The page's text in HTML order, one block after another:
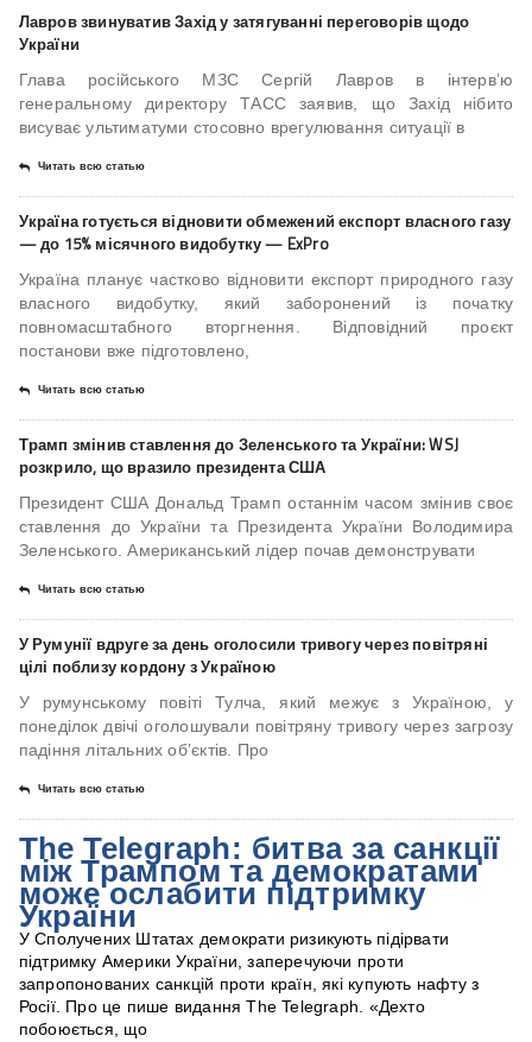
Лавров звинуватив Захід у затягуванні переговорів щодо
України
Глава російського МЗС Сергій Лавров в інтерв’ю
генеральному директору ТАСС заявив, що Захід нібито
висуває ультиматуми стосовно врегулювання ситуації в
Читать всю статью
Україна готується відновити обмежений експорт власного газу
— до 15% місячного видобутку — ExPro
Україна планує частково відновити експорт природного газу
власного видобутку, який заборонений із початку
повномасштабного вторгнення. Відповідний проєкт
постанови вже підготовлено,
Читать всю статью
Трамп змінив ставлення до Зеленського та України: WSJ
розкрило, що вразило президента США
Президент США Дональд Трамп останнім часом змінив своє
ставлення до України та Президента України Володимира
Зеленського. Американський лідер почав демонструвати
Читать всю статью
У Румунії вдруге за день оголосили тривогу через повітряні
цілі поблизу кордону з Україною
У румунському повіті Тулча, який межує з Україною, у
понеділок двічі оголошували повітряну тривогу через загрозу
падіння літальних об’єктів. Про
Читать всю статью
The Telegraph: битва за санкції
між Трампом та демократами
може ослабити підтримку
України
У Сполучених Штатах демократи ризикують підірвати
підтримку Америки України, заперечуючи проти
запропонованих санкцій проти країн, які купують нафту з
Росії. Про це пише видання The Telegraph. «Дехто
побоюється, що